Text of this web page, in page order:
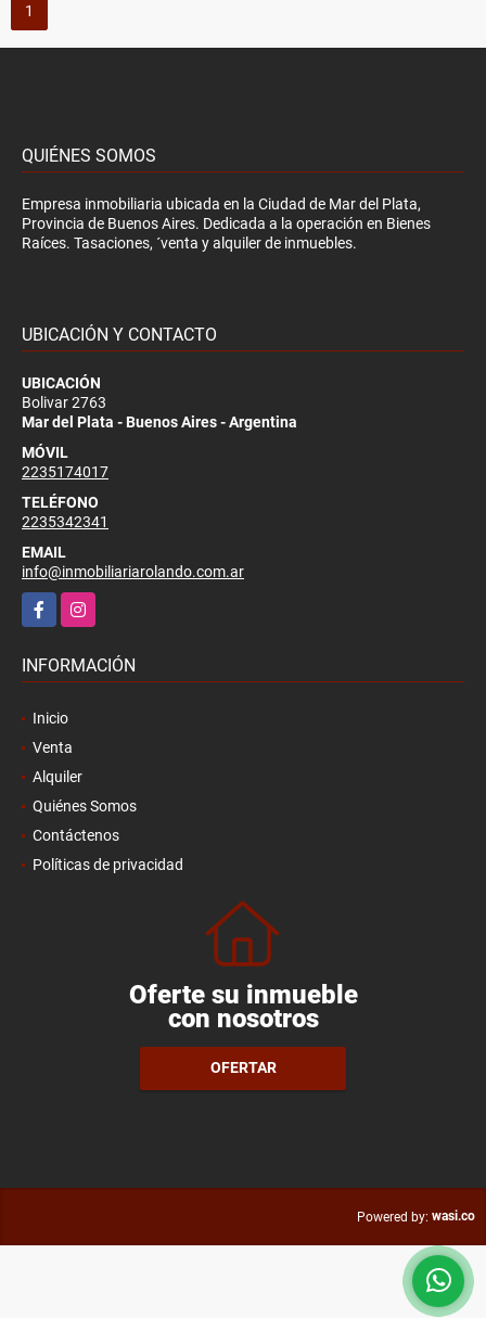
1
QUIÉNES SOMOS
Empresa inmobiliaria ubicada en la Ciudad de Mar del Plata,
Provincia de Buenos Aires. Dedicada a la operación en Bienes
Raíces. Tasaciones, ´venta y alquiler de inmuebles.
UBICACIÓN Y CONTACTO
UBICACIÓN
Bolivar 2763
Mar del Plata - Buenos Aires - Argentina
MÓVIL
2235174017
TELÉFONO
2235342341
EMAIL
info@inmobiliariarolando.com.ar
FacebookInstagram
INFORMACIÓN
Inicio
Venta
Alquiler
Quiénes Somos
Contáctenos
Políticas de privacidad
Oferte su inmueble
con nosotros
OFERTAR
Powered by: wasi.co